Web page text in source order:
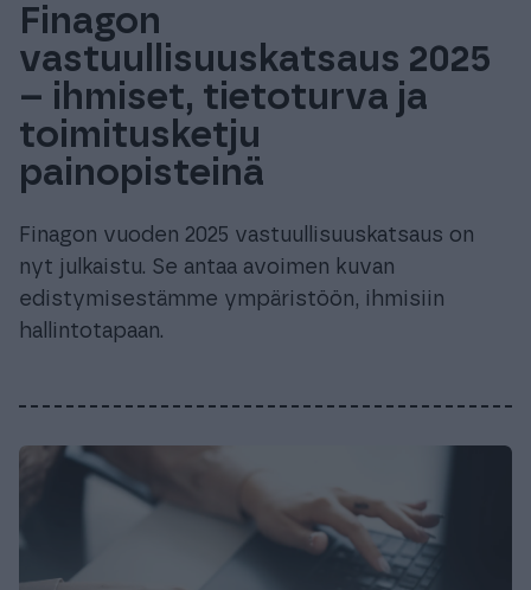
Finagon
vastuullisuuskatsaus 2025
– ihmiset, tietoturva ja
toimitusketju
painopisteinä
Finagon vuoden 2025 vastuullisuuskatsaus on
nyt julkaistu. Se antaa avoimen kuvan
edistymisestämme ympäristöön, ihmisiin
hallintotapaan.